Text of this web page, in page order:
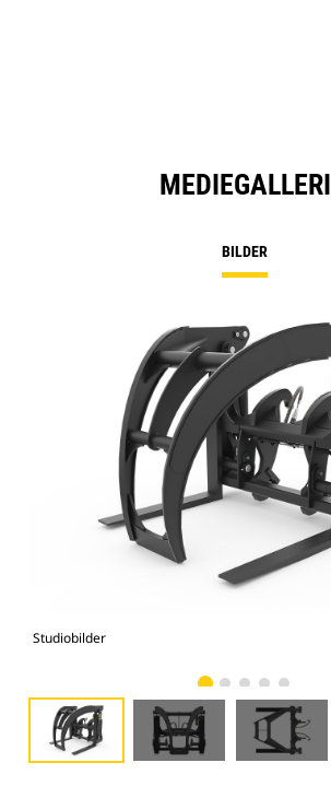
MEDIEGALLERI
BILDER
Studiobilder